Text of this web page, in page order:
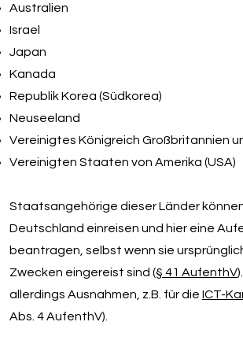
Australien
Israel
Japan
Kanada
Republik Korea (Südkorea)
Neuseeland
Vereinigtes Königreich Großbritannien
Vereinigten Staaten von Amerika (USA)
Staatsangehörige dieser Länder
Deutschland einreisen und hier eine
beantragen, selbst wenn sie
Zwecken eingereist sind (§ 41 AufenthV
allerdings Ausnahmen, z.B. für die ICT-
Abs. 4 AufenthV).